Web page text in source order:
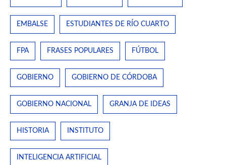
EMBALSE ESTUDIANTES DE RÍO CUARTO
FPA FRASES POPULARES FÚTBOL
GOBIERNO GOBIERNO DE CÓRDOBA
GOBIERNO NACIONAL GRANJA DE IDEAS
HISTORIA INSTITUTO
INTELIGENCIA ARTIFICIAL